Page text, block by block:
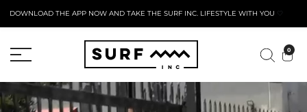
DOWNLOAD THE APP NOW AND TAKE THE SURF INC. LIFESTYLE WITH YOU 🤍
0
AKTYWNY FORMULARZ ZWROTU